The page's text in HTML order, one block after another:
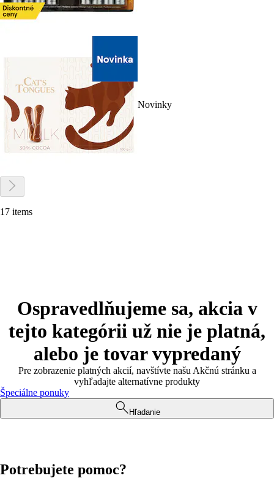
Novinky
17 items
Ospravedlňujeme sa, akcia v
tejto kategórii už nie je platná,
alebo je tovar vypredaný
Pre zobrazenie platných akcií, navštívte našu Akčnú stránku a
vyhľadajte alternatívne produkty
Špeciálne ponuky
Hľadanie
Potrebujete pomoc?